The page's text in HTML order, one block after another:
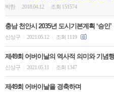
박한 2018.04.12 조회 151574
충남 천안시 2035년 도시기본계획 ‘승인’
신상구 2021.05.12 조회 1119
제49회 어버이날의 역사적 의미와 기념
신상구 2021.05.11 조회 1347
제49회 어버이날을 경축하며